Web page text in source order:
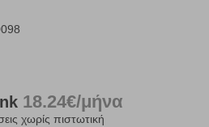
18.24€/μήνα
χωρίς πιστωτική